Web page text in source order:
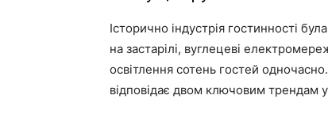
Історично індустрія гостинності
на застарілі, вуглецеві
освітлення сотень гостей
відповідає двом ключовим трендам у